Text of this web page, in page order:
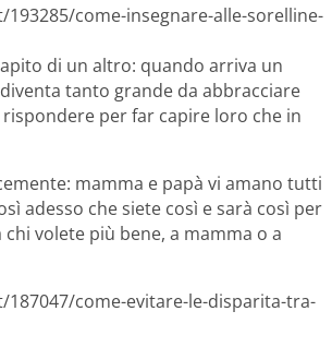
come-insegnare-alle-sorelline-
di un altro: quando arriva un
tanto grande da abbracciare
per far capire loro che in
mamma e papà vi amano tutti
adesso che siete così e sarà così per
volete più bene, a mamma o a
come-evitare-le-disparita-tra-